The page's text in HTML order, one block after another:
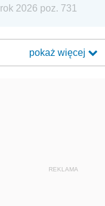
2026 poz. 731
pokaż więcej
REKLAMA